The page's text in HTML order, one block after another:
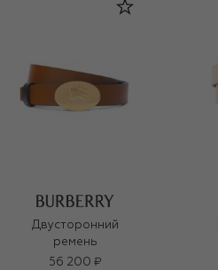
Двусторонний
ремень
56 200 ₽